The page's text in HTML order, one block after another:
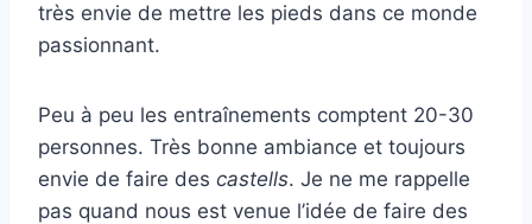
très envie de mettre les pieds dans ce monde
passionnant.
Peu à peu les entraînements comptent 20-30
personnes. Très bonne ambiance et toujours
envie de faire des castells. Je ne me rappelle
pas quand nous est venue l’idée de faire des